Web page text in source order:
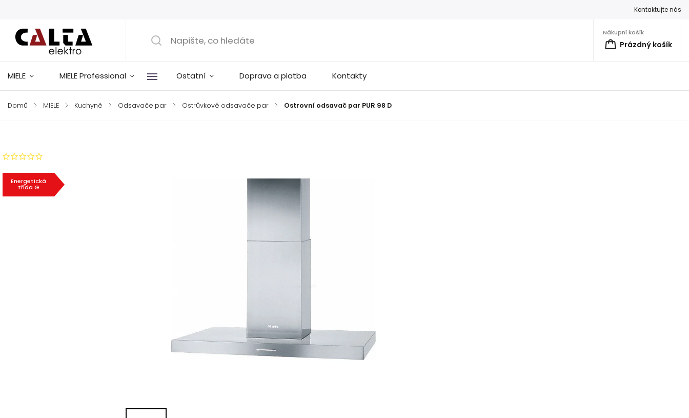
Kontaktujte nás
Nákupní košík
Prázdný košík
MIELE MIELE Professional Ostatní Doprava a platba Kontakty
Domů / MIELE / Kuchyně / Odsavače par / Ostrůvkové odsavače par / Ostrovní odsavač par PUR 98 D
Energetická
třída G